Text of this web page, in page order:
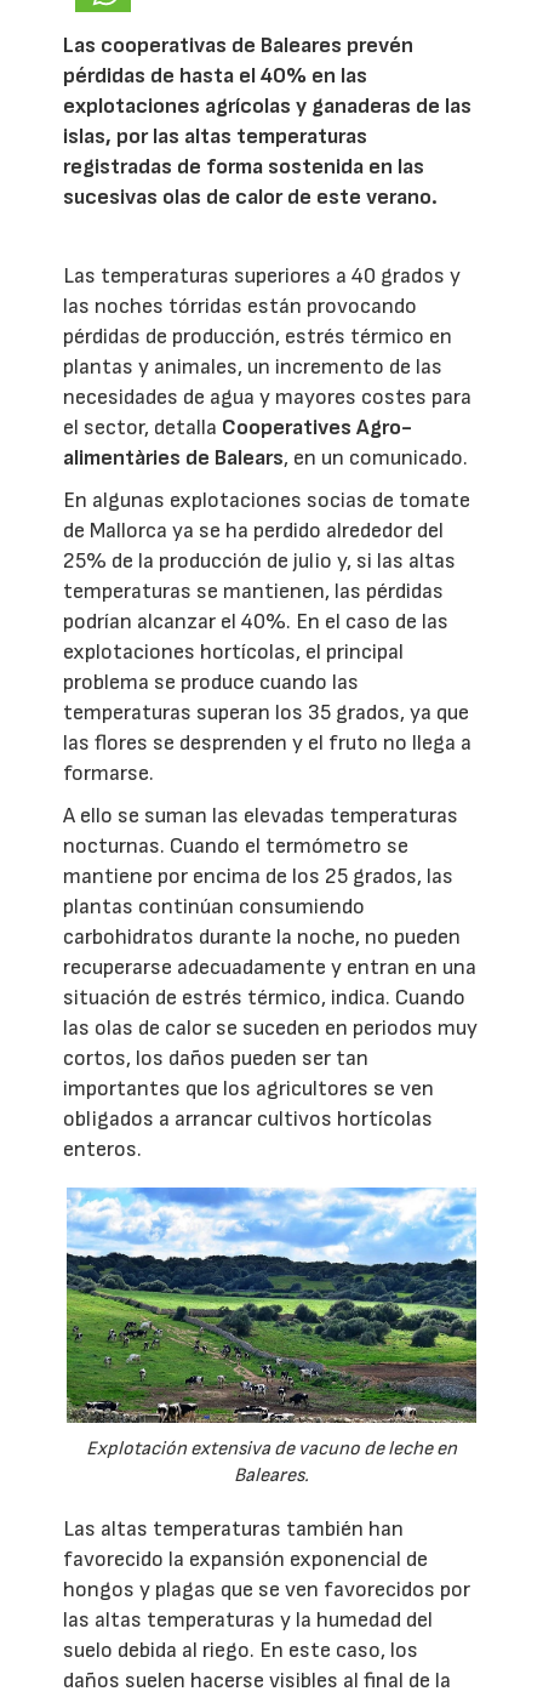
Las cooperativas de Baleares prevén
pérdidas de hasta el 40% en las
explotaciones agrícolas y ganaderas de las
islas, por las altas temperaturas
registradas de forma sostenida en las
sucesivas olas de calor de este verano.
Las temperaturas superiores a 40 grados y
las noches tórridas están provocando
pérdidas de producción, estrés térmico en
plantas y animales, un incremento de las
necesidades de agua y mayores costes para
el sector, detalla Cooperatives Agro-
alimentàries de Balears, en un comunicado.
En algunas explotaciones socias de tomate
de Mallorca ya se ha perdido alrededor del
25% de la producción de julio y, si las altas
temperaturas se mantienen, las pérdidas
podrían alcanzar el 40%. En el caso de las
explotaciones hortícolas, el principal
problema se produce cuando las
temperaturas superan los 35 grados, ya que
las flores se desprenden y el fruto no llega a
formarse.
A ello se suman las elevadas temperaturas
nocturnas. Cuando el termómetro se
mantiene por encima de los 25 grados, las
plantas continúan consumiendo
carbohidratos durante la noche, no pueden
recuperarse adecuadamente y entran en una
situación de estrés térmico, indica. Cuando
las olas de calor se suceden en periodos muy
cortos, los daños pueden ser tan
importantes que los agricultores se ven
obligados a arrancar cultivos hortícolas
enteros.
Explotación extensiva de vacuno de leche en
Baleares.
Las altas temperaturas también han
favorecido la expansión exponencial de
hongos y plagas que se ven favorecidos por
las altas temperaturas y la humedad del
suelo debida al riego. En este caso, los
daños suelen hacerse visibles al final de la